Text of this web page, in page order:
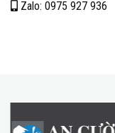
Zalo: 0975 927 936